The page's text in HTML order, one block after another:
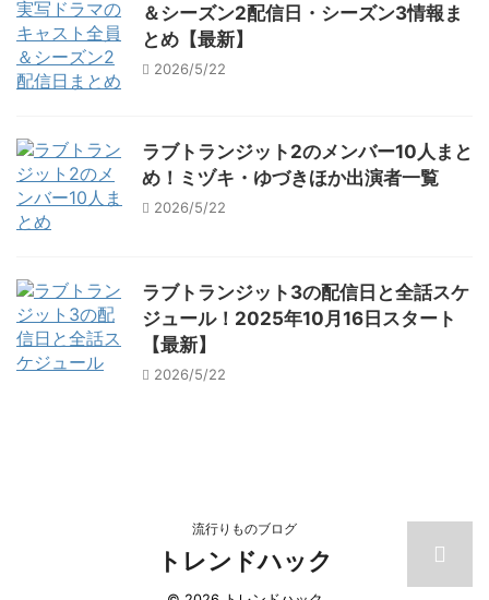
＆シーズン2配信日・シーズン3情報ま
とめ【最新】
2026/5/22
ラブトランジット2のメンバー10人まと
め！ミヅキ・ゆづきほか出演者一覧
2026/5/22
ラブトランジット3の配信日と全話スケ
ジュール！2025年10月16日スタート
【最新】
2026/5/22
流行りものブログ
トレンドハック